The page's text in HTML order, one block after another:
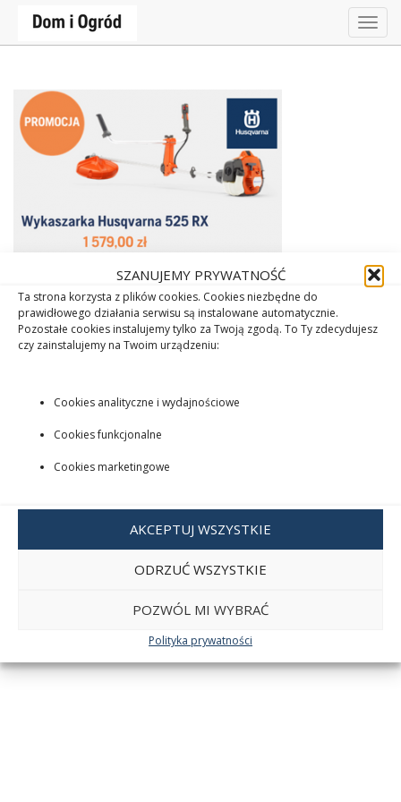
SZANUJEMY PRYWATNOŚĆ
Ta strona korzysta z plików cookies. Cookies niezbędne do
prawidłowego działania serwisu są instalowane automatycznie.
Pozostałe cookies instalujemy tylko za Twoją zgodą. To Ty zdecydujesz
czy zainstalujemy na Twoim urządzeniu:
Cookies analityczne i wydajnościowe
Cookies funkcjonalne
Cookies marketingowe
AKCEPTUJ WSZYSTKIE
ODRZUĆ WSZYSTKIE
POZWÓL MI WYBRAĆ
Polityka prywatności